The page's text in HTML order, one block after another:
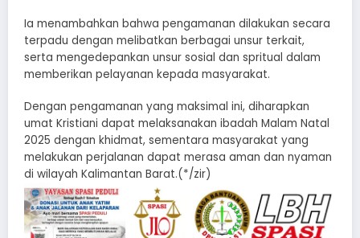
Ia menambahkan bahwa pengamanan dilakukan secara
terpadu dengan melibatkan berbagai unsur terkait,
serta mengedepankan unsur sosial dan spritual dalam
memberikan pelayanan kepada masyarakat.
Dengan pengamanan yang maksimal ini, diharapkan
umat Kristiani dapat melaksanakan ibadah Malam Natal
2025 dengan khidmat, sementara masyarakat yang
melakukan perjalanan dapat merasa aman dan nyaman
di wilayah Kalimantan Barat.(*/zir)